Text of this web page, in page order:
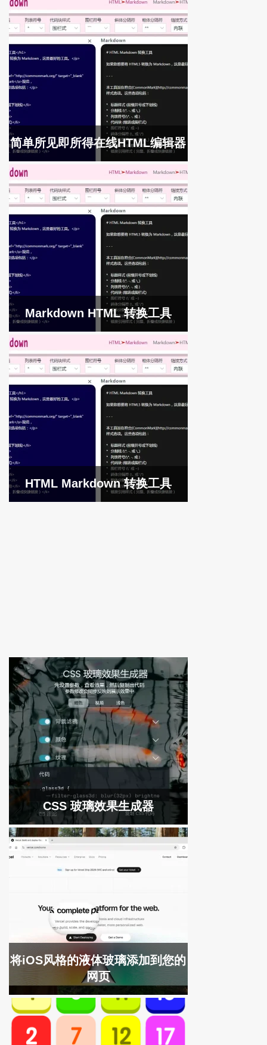
简单所见即所得在线HTML编辑器
Markdown HTML 转换工具
HTML Markdown 转换工具
CSS 玻璃效果生成器
将iOS风格的液体玻璃添加到您的
网页